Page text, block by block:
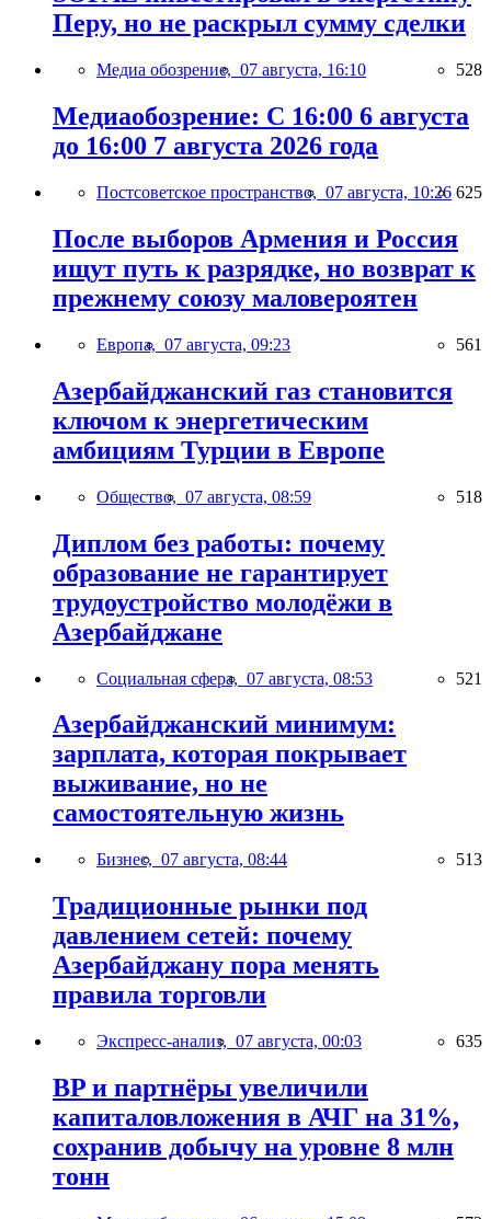
Перу, но не раскрыл сумму сделки
Медиа обозрение, 07 августа, 16:10 528
Медиаобозрение: С 16:00 6 августа
до 16:00 7 августа 2026 года
Постсоветское пространство, 07 августа, 10:26 625
После выборов Армения и Россия
ищут путь к разрядке, но возврат к
прежнему союзу маловероятен
Европа, 07 августа, 09:23 561
Азербайджанский газ становится
ключом к энергетическим
амбициям Турции в Европе
Общество, 07 августа, 08:59 518
Диплом без работы: почему
образование не гарантирует
трудоустройство молодёжи в
Азербайджане
Социальная сфера, 07 августа, 08:53 521
Азербайджанский минимум:
зарплата, которая покрывает
выживание, но не
самостоятельную жизнь
Бизнес, 07 августа, 08:44 513
Традиционные рынки под
давлением сетей: почему
Азербайджану пора менять
правила торговли
Экспресс-анализ, 07 августа, 00:03 635
BP и партнёры увеличили
капиталовложения в АЧГ на 31%,
сохранив добычу на уровне 8 млн
тонн